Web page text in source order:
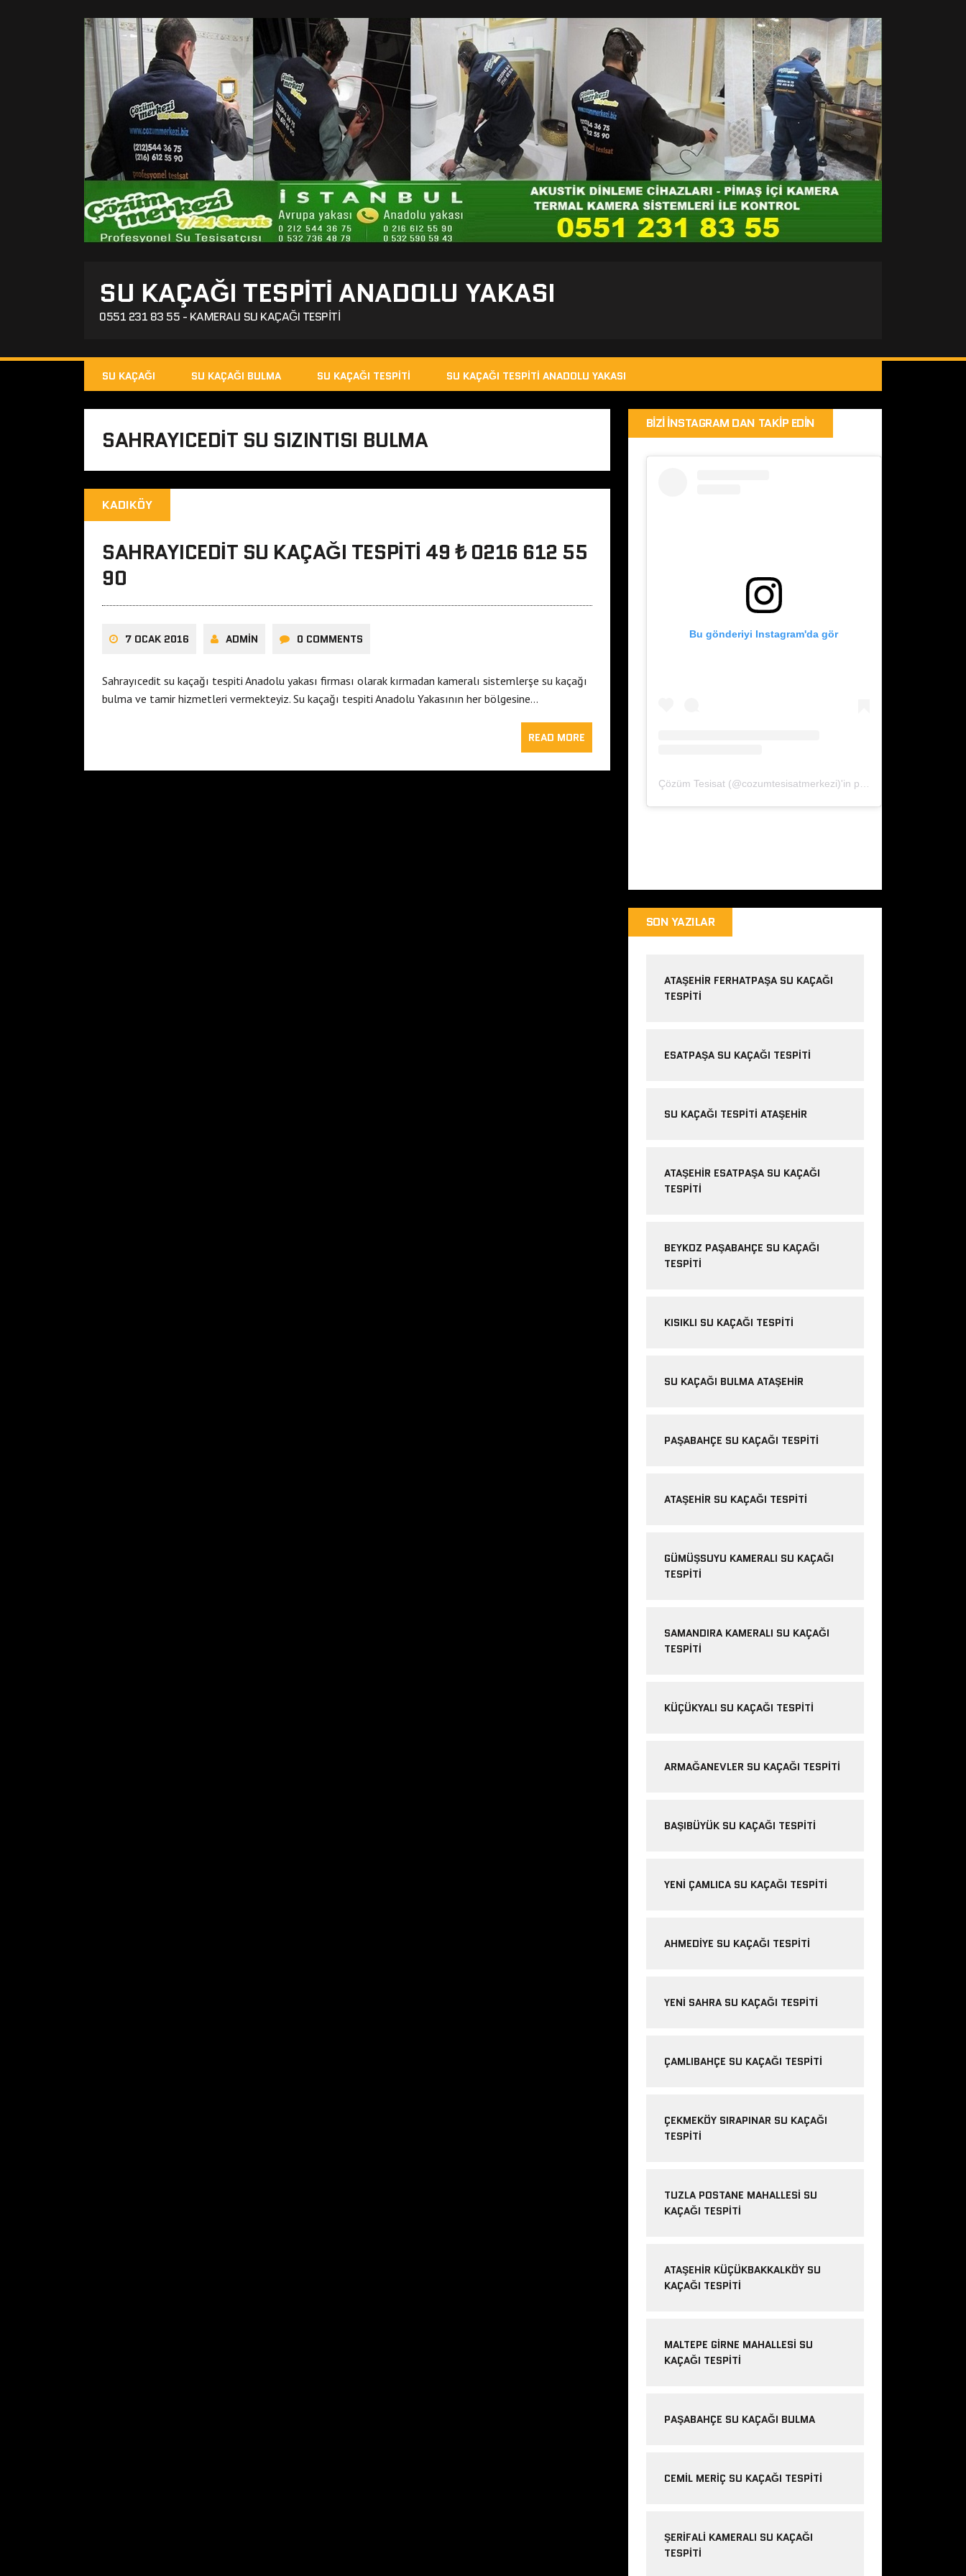
SU KAÇAĞI TESPITI ANADOLU YAKASI
0551 231 83 55 - KAMERALI SU KAÇAĞI TESPITI
SU KAÇAĞI SU KAÇAĞI BULMA SU KAÇAĞI TESPITI SU KAÇAĞI TESPITI ANADOLU YAKASI
SAHRAYICEDIT SU SIZINTISI BULMA
KADIKÖY
SAHRAYICEDIT SU KAÇAĞI TESPITI 49 ₺ 0216 612 55
90
7 OCAK 2016 ADMIN 0 COMMENTS
Sahrayıcedit su kaçağı tespiti Anadolu yakası firması olarak kırmadan kameralı sistemlerşe su kaçağı
bulma ve tamir hizmetleri vermekteyiz. Su kaçağı tespiti Anadolu Yakasının her bölgesine…
READ MORE
BIZI İNSTAGRAM DAN TAKIP EDIN
Bu gönderiyi Instagram'da gör
SON YAZILAR
ATAŞEHIR FERHATPAŞA SU KAÇAĞI
TESPITI
ESATPAŞA SU KAÇAĞI TESPITI
SU KAÇAĞI TESPITI ATAŞEHIR
ATAŞEHIR ESATPAŞA SU KAÇAĞI
TESPITI
BEYKOZ PAŞABAHÇE SU KAÇAĞI
TESPITI
KISIKLI SU KAÇAĞI TESPITI
SU KAÇAĞI BULMA ATAŞEHIR
PAŞABAHÇE SU KAÇAĞI TESPITI
ATAŞEHIR SU KAÇAĞI TESPITI
GÜMÜŞSUYU KAMERALI SU KAÇAĞI
TESPITI
SAMANDIRA KAMERALI SU KAÇAĞI
TESPITI
KÜÇÜKYALI SU KAÇAĞI TESPITI
ARMAĞANEVLER SU KAÇAĞI TESPITI
BAŞIBÜYÜK SU KAÇAĞI TESPITI
YENI ÇAMLICA SU KAÇAĞI TESPITI
AHMEDIYE SU KAÇAĞI TESPITI
YENI SAHRA SU KAÇAĞI TESPITI
ÇAMLIBAHÇE SU KAÇAĞI TESPITI
ÇEKMEKÖY SIRAPINAR SU KAÇAĞI
TESPITI
TUZLA POSTANE MAHALLESI SU
KAÇAĞI TESPITI
ATAŞEHIR KÜÇÜKBAKKALKÖY SU
KAÇAĞI TESPITI
MALTEPE GIRNE MAHALLESI SU
KAÇAĞI TESPITI
PAŞABAHÇE SU KAÇAĞI BULMA
CEMIL MERIÇ SU KAÇAĞI TESPITI
ŞERIFALI KAMERALI SU KAÇAĞI
TESPITI